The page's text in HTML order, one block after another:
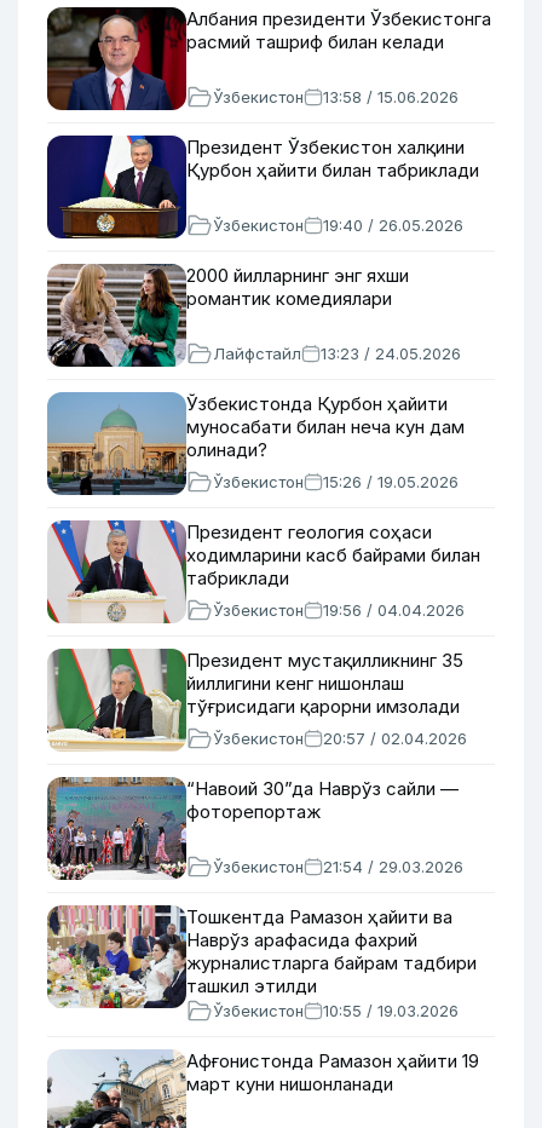
Албания президенти Ўзбекистонга
расмий ташриф билан келади
Ўзбекистон 13:58 / 15.06.2026
Президент Ўзбекистон халқини
Қурбон ҳайити билан табриклади
Ўзбекистон 19:40 / 26.05.2026
2000 йилларнинг энг яхши
романтик комедиялари
Лайфстайл 13:23 / 24.05.2026
Ўзбекистонда Қурбон ҳайити
муносабати билан неча кун дам
олинади?
Ўзбекистон 15:26 / 19.05.2026
Президент геология соҳаси
ходимларини касб байрами билан
табриклади
Ўзбекистон 19:56 / 04.04.2026
Президент мустақилликнинг 35
йиллигини кенг нишонлаш
тўғрисидаги қарорни имзолади
Ўзбекистон 20:57 / 02.04.2026
“Навоий 30”да Наврўз сайли —
фоторепортаж
Ўзбекистон 21:54 / 29.03.2026
Тошкентда Рамазон ҳайити ва
Наврўз арафасида фахрий
журналистларга байрам тадбири
ташкил этилди
Ўзбекистон 10:55 / 19.03.2026
Афғонистонда Рамазон ҳайити 19
март куни нишонланади